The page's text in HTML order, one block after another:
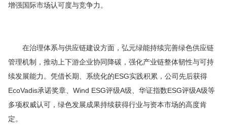
增强国际市场认可度与竞争力。
在治理体系与供应链建设方面，弘元绿能持续完善绿色供应链
管理机制，推动上下游企业协同降碳，强化产业链整体韧性与可持
续发展能力。凭借长期、系统化的ESG实践积累，公司先后获得
EcoVadis承诺奖章、Wind ESG评级A级、华证指数ESG评级A级等
多项权威认可，绿色发展成果持续获得行业与资本市场的高度肯
定。